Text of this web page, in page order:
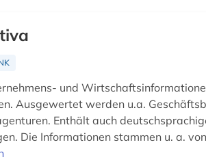
und
Ausgewertet werden u.a.
Enthält auch
Die Informationen stammen u. a.